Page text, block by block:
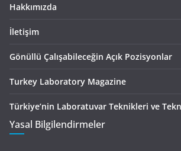
Hakkımızda
İletişim
Gönüllü Çalışabileceğin Açık Pozisyonlar
Turkey Laboratory Magazine
Türkiye’nin Laboratuvar Teknikleri ve
Yasal Bilgilendirmeler